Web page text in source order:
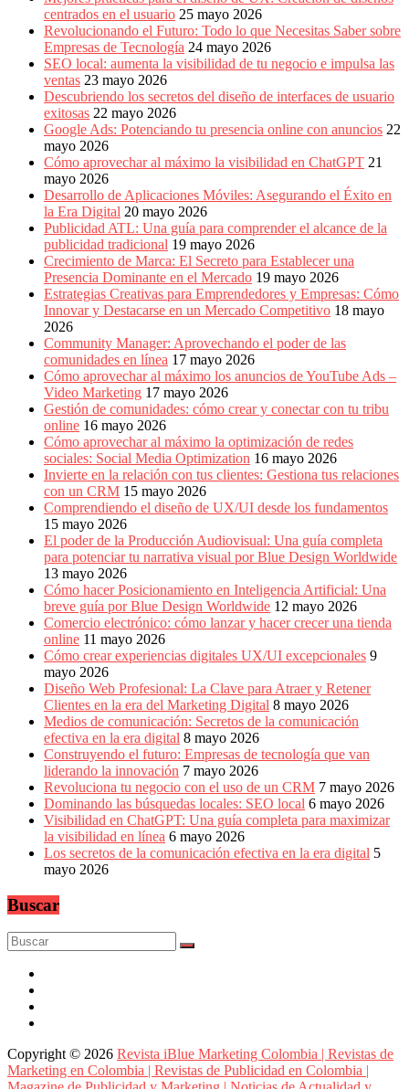
centrados en el usuario 25 mayo 2026
Revolucionando el Futuro: Todo lo que Necesitas Saber sobre
Empresas de Tecnología 24 mayo 2026
SEO local: aumenta la visibilidad de tu negocio e impulsa las
ventas 23 mayo 2026
Descubriendo los secretos del diseño de interfaces de usuario
exitosas 22 mayo 2026
Google Ads: Potenciando tu presencia online con anuncios 22
mayo 2026
Cómo aprovechar al máximo la visibilidad en ChatGPT 21
mayo 2026
Desarrollo de Aplicaciones Móviles: Asegurando el Éxito en
la Era Digital 20 mayo 2026
Publicidad ATL: Una guía para comprender el alcance de la
publicidad tradicional 19 mayo 2026
Crecimiento de Marca: El Secreto para Establecer una
Presencia Dominante en el Mercado 19 mayo 2026
Estrategias Creativas para Emprendedores y Empresas: Cómo
Innovar y Destacarse en un Mercado Competitivo 18 mayo
2026
Community Manager: Aprovechando el poder de las
comunidades en línea 17 mayo 2026
Cómo aprovechar al máximo los anuncios de YouTube Ads –
Video Marketing 17 mayo 2026
Gestión de comunidades: cómo crear y conectar con tu tribu
online 16 mayo 2026
Cómo aprovechar al máximo la optimización de redes
sociales: Social Media Optimization 16 mayo 2026
Invierte en la relación con tus clientes: Gestiona tus relaciones
con un CRM 15 mayo 2026
Comprendiendo el diseño de UX/UI desde los fundamentos
15 mayo 2026
El poder de la Producción Audiovisual: Una guía completa
para potenciar tu narrativa visual por Blue Design Worldwide
13 mayo 2026
Cómo hacer Posicionamiento en Inteligencia Artificial: Una
breve guía por Blue Design Worldwide 12 mayo 2026
Comercio electrónico: cómo lanzar y hacer crecer una tienda
online 11 mayo 2026
Cómo crear experiencias digitales UX/UI excepcionales 9
mayo 2026
Diseño Web Profesional: La Clave para Atraer y Retener
Clientes en la era del Marketing Digital 8 mayo 2026
Medios de comunicación: Secretos de la comunicación
efectiva en la era digital 8 mayo 2026
Construyendo el futuro: Empresas de tecnología que van
liderando la innovación 7 mayo 2026
Revoluciona tu negocio con el uso de un CRM 7 mayo 2026
Dominando las búsquedas locales: SEO local 6 mayo 2026
Visibilidad en ChatGPT: Una guía completa para maximizar
la visibilidad en línea 6 mayo 2026
Los secretos de la comunicación efectiva en la era digital 5
mayo 2026
Buscar
Copyright © 2026 Revista iBlue Marketing Colombia | Revistas de
Marketing en Colombia | Revistas de Publicidad en Colombia |